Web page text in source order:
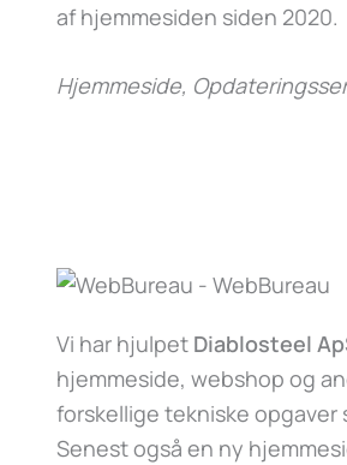
af hjemmesiden siden 2020.
Hjemmeside,
Vi har hjulpet Diablosteel
hjemmeside, webshop og
forskellige tekniske opgaver
Senest også en ny